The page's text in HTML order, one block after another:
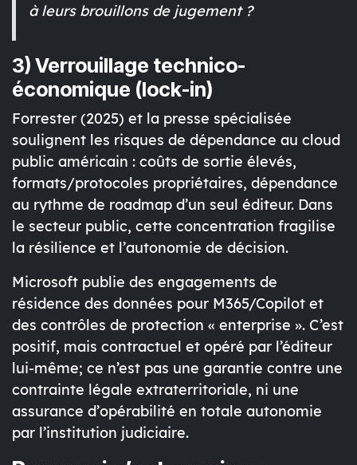
à leurs brouillons de jugement ?
3) Verrouillage technico-
économique (lock-in)
Forrester (2025) et la presse spécialisée
soulignent les risques de dépendance au cloud
public américain : coûts de sortie élevés,
formats/protocoles propriétaires, dépendance
au rythme de roadmap d’un seul éditeur. Dans
le secteur public, cette concentration fragilise
la résilience et l’autonomie de décision.
Microsoft publie des engagements de
résidence des données pour M365/Copilot et
des contrôles de protection « enterprise ». C’est
positif, mais contractuel et opéré par l’éditeur
lui-même; ce n’est pas une garantie contre une
contrainte légale extraterritoriale, ni une
assurance d’opérabilité en totale autonomie
par l’institution judiciaire.